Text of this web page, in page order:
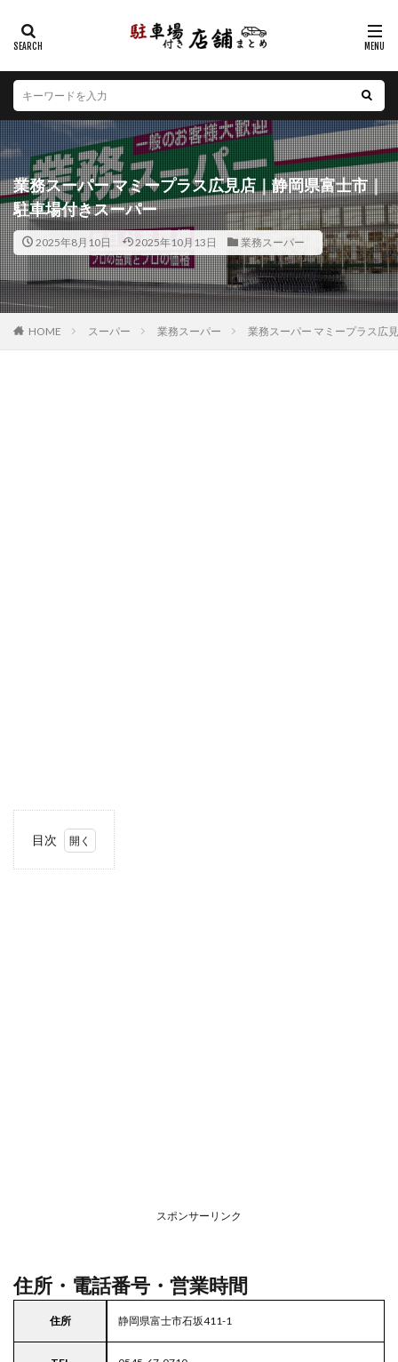
業務スーパー マミープラス広見店｜静岡県富士市｜
駐車場付きスーパー
2025年8月10日 2025年10月13日 業務スーパー
HOME スーパー 業務スーパー 業務スーパー マミープラス広
目次
スポンサーリンク
住所・電話番号・営業時間
住所 静岡県富士市石坂411-1
カテゴリー
エリア
北海道 青森県 岩手県 宮城県
秋田県
山形県
福島県 茨城県 栃木県
群馬県
埼玉県
千葉県 東京都 神奈川県
新潟県
山梨県
長野県 富山県 石川県
福井県
岐阜県
静岡県 愛知県 三重県
滋賀県
京都府
大阪府 兵庫県 奈良県
和歌山県
鳥取県
島根県 岡山県 広島県
山口県
徳島県
香川県 愛媛県 高知県
福岡県
佐賀県
長崎県 熊本県 大分県
宮崎県